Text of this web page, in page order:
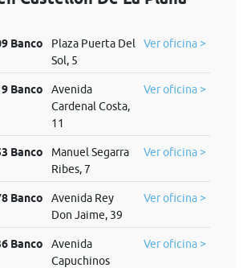
Banco
Plaza Puerta Del
Sol, 5
Ver oficina >
Banco
Avenida
Cardenal Costa,
11
Ver oficina >
Banco
Manuel Segarra
Ribes, 7
Ver oficina >
Banco
Avenida Rey
Don Jaime, 39
Ver oficina >
Banco
Avenida
Capuchinos
Ver oficina >